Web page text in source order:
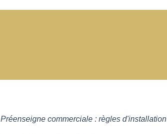
Préenseigne commerciale : règles d'installation